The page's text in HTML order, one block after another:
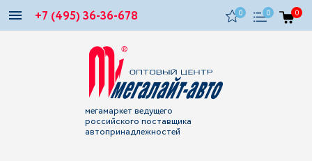
+7 (495) 36-36-678 0 0 0
мегамаркет ведущего
российского поставщика
автопринадлежностей